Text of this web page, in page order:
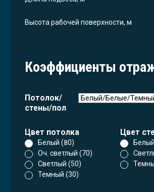
Высота рабочей поверхности, м
Коэффициенты
Потолок/
стены/пол
Цвет потолка
Белый (80)
Оч. светлый (70)
Светлый (50)
Темный (30)
Цвет